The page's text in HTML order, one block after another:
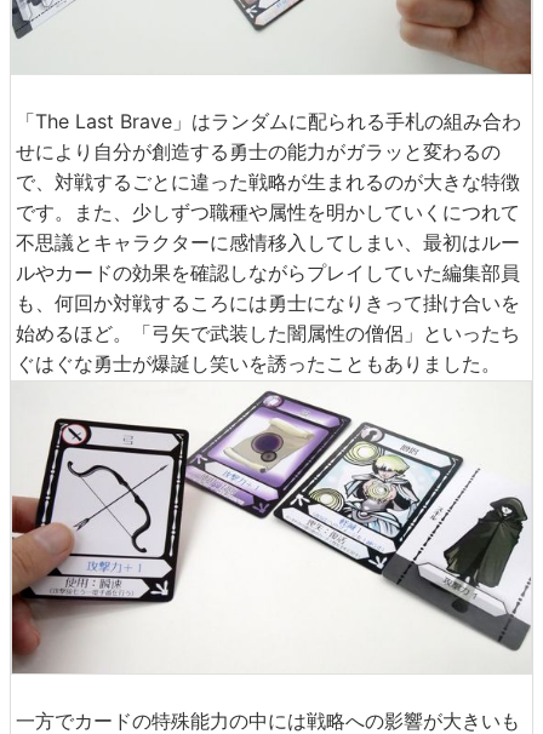
「The Last Brave」はランダムに配られる手札の組み合わ
せにより自分が創造する勇士の能力がガラッと変わるの
で、対戦するごとに違った戦略が生まれるのが大きな特徴
です。また、少しずつ職種や属性を明かしていくにつれて
不思議とキャラクターに感情移入してしまい、最初はルー
ルやカードの効果を確認しながらプレイしていた編集部員
も、何回か対戦するころには勇士になりきって掛け合いを
始めるほど。「弓矢で武装した闇属性の僧侶」といったち
ぐはぐな勇士が爆誕し笑いを誘ったこともありました。
一方でカードの特殊能力の中には戦略への影響が大きいも